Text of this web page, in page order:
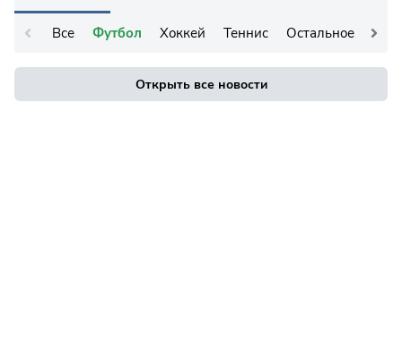
Все Футбол Хоккей Теннис Остальное
Открыть все новости